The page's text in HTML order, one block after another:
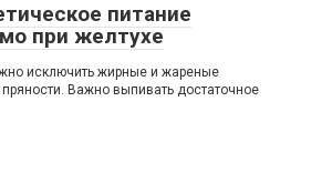
питание
при желтухе
исключить жирные и жареные
Важно выпивать достаточное